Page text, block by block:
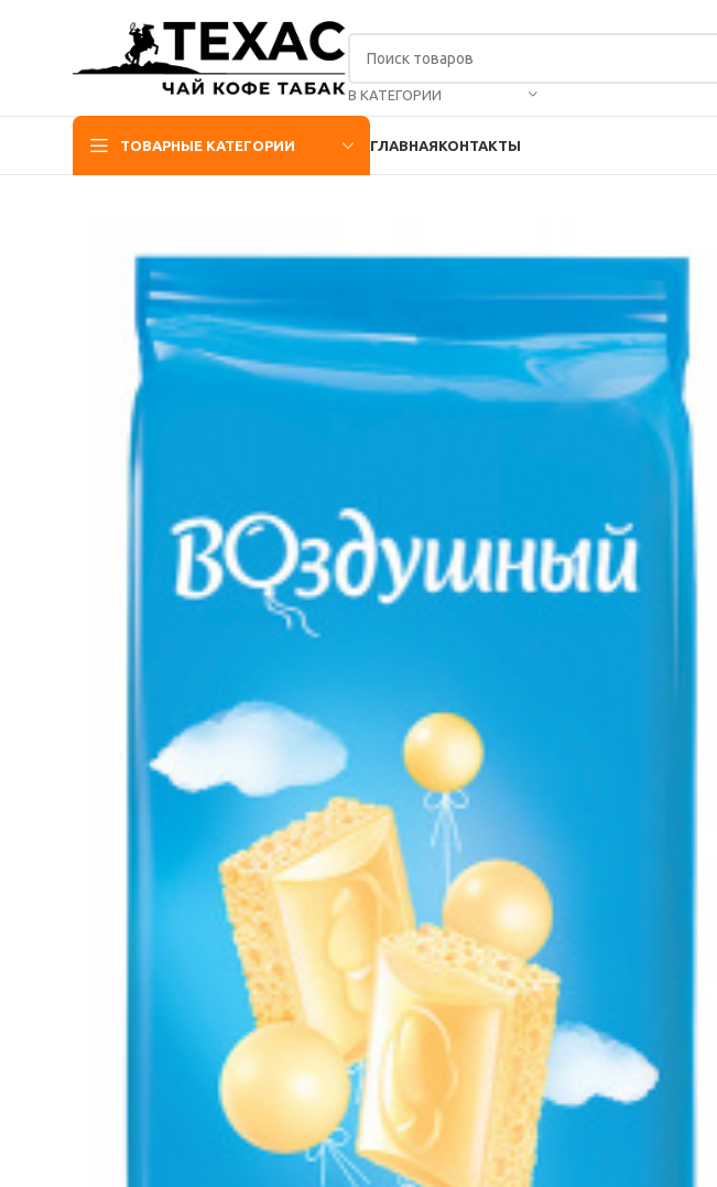
В КАТЕГОРИИ
ТОВАРНЫЕ КАТЕГОРИИ ГЛАВНАЯКОНТАКТЫ